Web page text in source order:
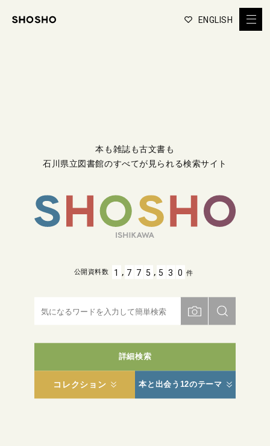
ENGLISH
本も雑誌も古文書も
石川県立図書館のすべてが見られる検索サイト
詳細検索
コレクション 本と出会う12のテーマ
公開資料数 1 , 7 7 5 , 5 3 0 件